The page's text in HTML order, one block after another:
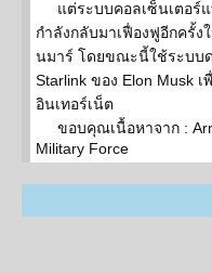
แต่ระบบคอลเซ็นเตอร์
กำลังกลับมาเฟื่องฟูอีกครั้ง
นมาร์ โดยขณะนี้ใช้ระบบด
Starlink ของ Elon Musk เ
อินเทอร์เน็ต
ขอบคุณเนื้อหาจาก :
Military Force